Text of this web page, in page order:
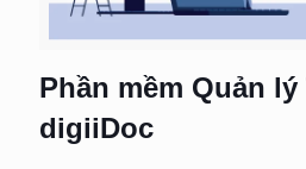
Phần mềm Quản
digiiDoc